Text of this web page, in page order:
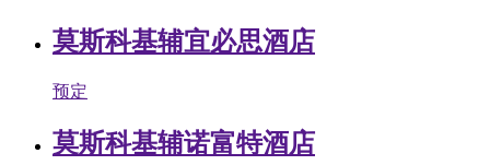
莫斯科基辅宜必思酒店
预定
莫斯科基辅诺富特酒店